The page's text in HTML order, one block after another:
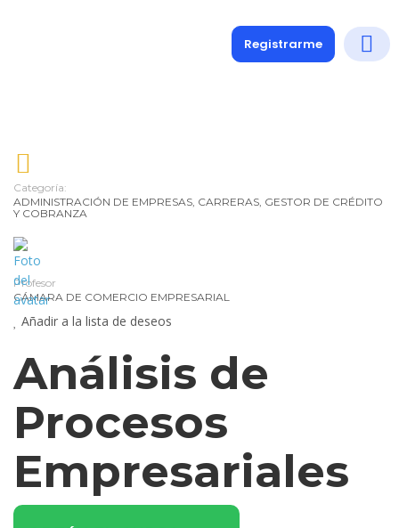
Registrarme
Categoría:
ADMINISTRACIÓN DE EMPRESAS, CARRERAS, GESTOR DE CRÉDITO
Y COBRANZA
Profesor
CÁMARA DE COMERCIO EMPRESARIAL
Añadir a la lista de deseos
Análisis de
Procesos
Empresariales